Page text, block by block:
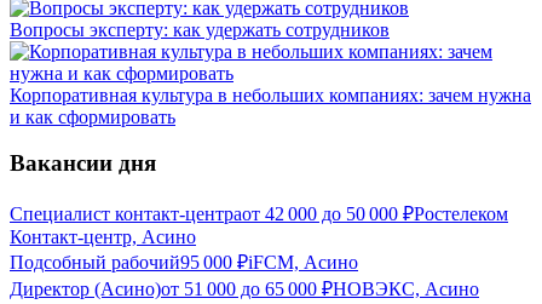
Вопросы эксперту: как удержать сотрудников
Корпоративная культура в небольших компаниях: зачем нужна
и как сформировать
Вакансии дня
Специалист контакт-центраот 42 000 до 50 000 ₽Ростелеком
Контакт-центр, Асино
Подсобный рабочий95 000 ₽iFCM, Асино
Директор (Асино)от 51 000 до 65 000 ₽НОВЭКС, Асино